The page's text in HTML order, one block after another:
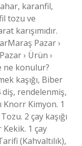
karanfil,
tozu ve
karışımıdır.
Pazar ›
› Ürün ›
ne konulur?
kaşığı, Biber
diş, rendelenmiş,
Knorr Kimyon. 1
2 çay kaşığı
Kekik. 1 çay
(Kahvaltılık),